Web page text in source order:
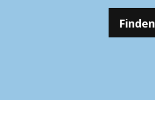
Finden